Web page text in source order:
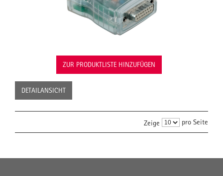
ZUR PRODUKTLISTE HINZUFÜGEN
DETAILANSICHT
Zeige pro Seite